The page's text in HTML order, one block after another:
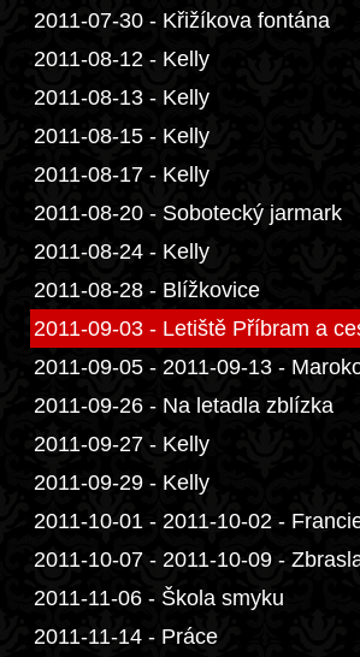
2011-07-30 - Křižíkova fontána
2011-08-12 - Kelly
2011-08-13 - Kelly
2011-08-15 - Kelly
2011-08-17 - Kelly
2011-08-20 - Sobotecký jarmark
2011-08-24 - Kelly
2011-08-28 - Blížkovice
2011-09-03 - Letiště Příbram a
2011-09-05 - 2011-09-13 -
2011-09-26 - Na letadla zblízka
2011-09-27 - Kelly
2011-09-29 - Kelly
2011-10-01 - 2011-10-02 -
2011-10-07 - 2011-10-09 -
2011-11-06 - Škola smyku
2011-11-14 - Práce